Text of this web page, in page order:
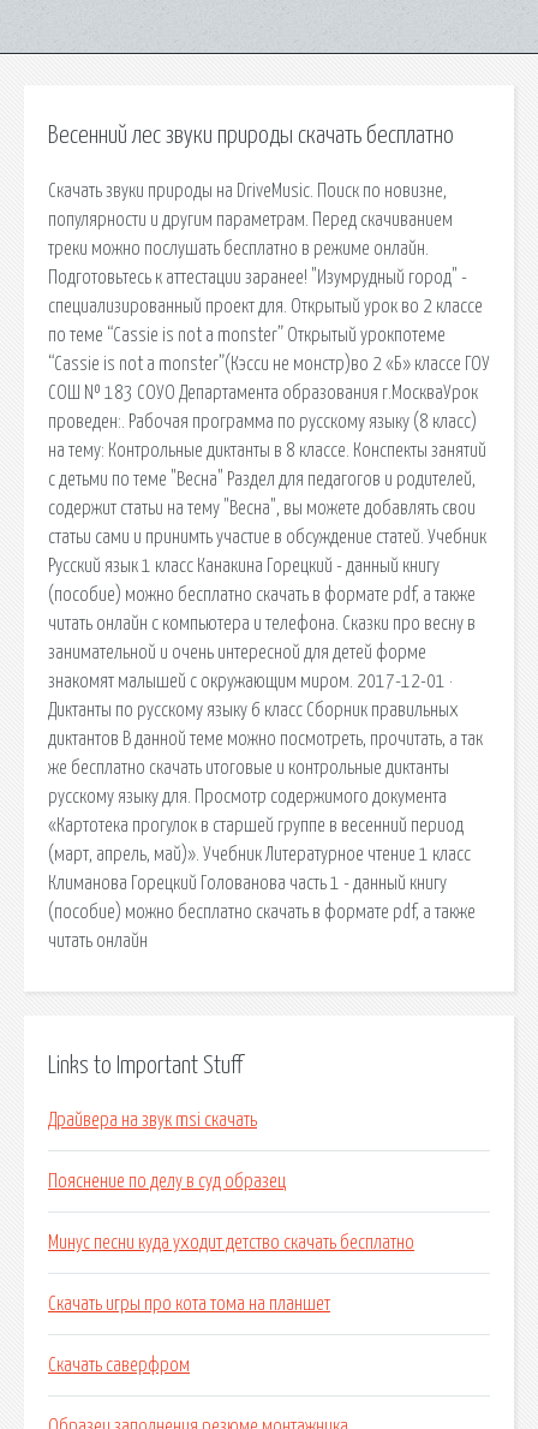
Весенний лес звуки природы скачать бесплатно
Скачать звуки природы на DriveMusic. Поиск по новизне,
популярности и другим параметрам. Перед скачиванием
треки можно послушать бесплатно в режиме онлайн.
Подготовьтесь к аттестации заранее! "Изумрудный город" -
специализированный проект для. Открытый урок во 2 классе
по теме “Cassie is not a monster” Открытый урокпотеме
“Cassie is not a monster”(Кэсси не монстр)во 2 «Б» классе ГОУ
СОШ № 183 СОУО Департамента образования г.МоскваУрок
проведен:. Рабочая программа по русскому языку (8 класс)
на тему: Контрольные диктанты в 8 классе. Конспекты занятий
с детьми по теме "Весна" Раздел для педагогов и родителей,
содержит статьи на тему "Весна", вы можете добавлять свои
статьи сами и принимть участие в обсуждение статей. Учебник
Русский язык 1 класс Канакина Горецкий - данный книгу
(пособие) можно бесплатно скачать в формате pdf, а также
читать онлайн с компьютера и телефона. Сказки про весну в
занимательной и очень интересной для детей форме
знакомят малышей с окружающим миром. 2017-12-01 ·
Диктанты по русскому языку 6 класс Сборник правильных
диктантов В данной теме можно посмотреть, прочитать, а так
же бесплатно скачать итоговые и контрольные диктанты
русскому языку для. Просмотр содержимого документа
«Картотека прогулок в старшей группе в весенний период
(март, апрель, май)». Учебник Литературное чтение 1 класс
Климанова Горецкий Голованова часть 1 - данный книгу
(пособие) можно бесплатно скачать в формате pdf, а также
читать онлайн
Links to Important Stuff
Драйвера на звук msi скачать
Пояснение по делу в суд образец
Минус песни куда уходит детство скачать бесплатно
Скачать игры про кота тома на планшет
Скачать саверфром